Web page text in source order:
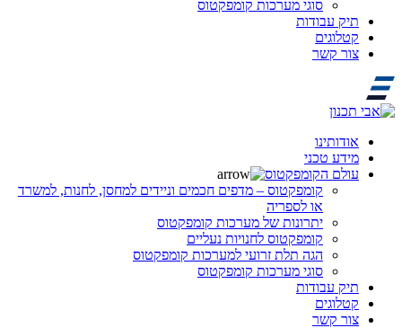
סוגי מערכות קומפקטוס
תיק עבודות
קטלוגים
צור קשר
אודותינו
מידע טכני
עולם הקומפקטוס
קומפקטוס – מדפים חכמים וניידים למחסן, לחנות, למשרד
או לספריה
יתרונות של מערכות קומפקטוס
קומפקטוס לחנויות נעליים
הגה תלת זרועי למערכות קומפקטוס
סוגי מערכות קומפקטוס
תיק עבודות
קטלוגים
צור קשר